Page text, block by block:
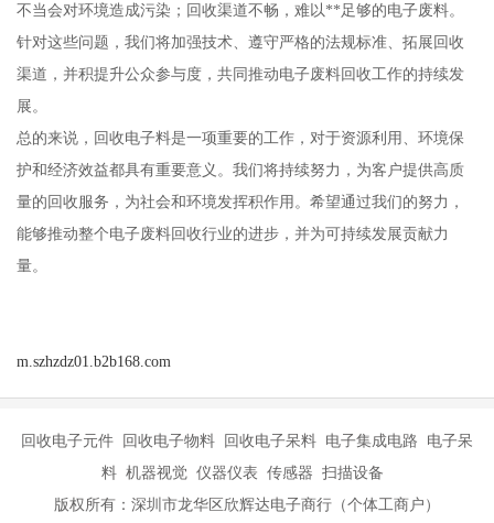
不当会对环境造成污染；回收渠道不畅，难以**足够的电子废料。
针对这些问题，我们将加强技术、遵守严格的法规标准、拓展回收
渠道，并积提升公众参与度，共同推动电子废料回收工作的持续发
展。
总的来说，回收电子料是一项重要的工作，对于资源利用、环境保
护和经济效益都具有重要意义。我们将持续努力，为客户提供高质
量的回收服务，为社会和环境发挥积作用。希望通过我们的努力，
能够推动整个电子废料回收行业的进步，并为可持续发展贡献力
量。
m.szhzdz01.b2b168.com
回收电子元件 回收电子物料 回收电子呆料 电子集成电路 电子呆
料 机器视觉 仪器仪表 传感器 扫描设备
版权所有：深圳市龙华区欣辉达电子商行（个体工商户）